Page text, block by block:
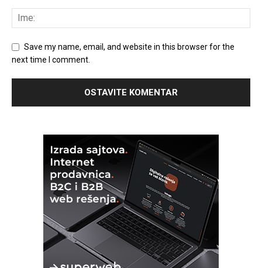
Save my name, email, and website in this browser for the
next time I comment.